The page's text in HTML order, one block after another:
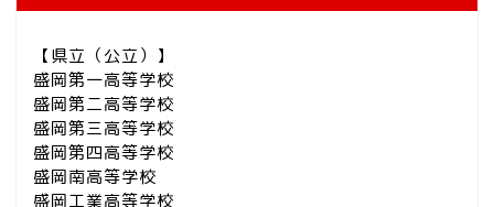
【県立（公立）】
盛岡第一高等学校
盛岡第二高等学校
盛岡第三高等学校
盛岡第四高等学校
盛岡南高等学校
盛岡工業高等学校